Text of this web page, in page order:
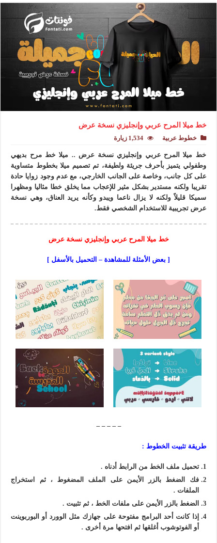
خط ميلا المرح عربي وإنجليزي نسخة عرض
خطوط عربية 1,534 زيارة
خط ميلا المرح عربي وإنجليزي نسخة عرض .. ميلا خط مرح بديهي
وطفولي يتميز بأحرف جريئة ولطيفة، تم تصميم ميلا بخطوط متساوية
على كل جانب، وخاصة على الجانب الخارجي، مع عدم وجود زوايا حادة
تقريبا ولكنه مستدير بشكل مثير للإعجاب مما يخلق خطا مثاليا ومظهرا
سميكا قليلاً ولكنه لا يزال ناعما ويبدو وكأنه يريد العناق، وهي نسخة
عرض تجريبية للاستخدام الشخصي فقط.
خط ميلا المرح عربي وإنجليزي نسخة عرض
[ بعض الأمثلة للمشاهدة – التحميل بالأسفل ]
– – – – –
طريقة تثبيت الخطوط :
تحميل ملف الخط من الرابط أدناه .
فك الضغط بالزر الأيمن على الملف المضغوط ، ثم استخراج
الملفات .
الضغط بالزر الأيمن على ملفات الخط ، ثم تثبيت .
إذا كانت أحد البرامج مفتوحة على جهازك مثل الوورد أو البوربوينت
أو الفوتوشوب أغلقها ثم افتحها مرة أخرى .